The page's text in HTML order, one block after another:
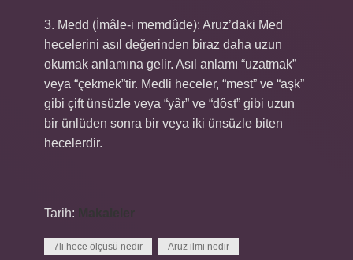
3. Medd (İmâle-i memdûde): Aruz’daki Med
hecelerini asıl değerinden biraz daha uzun
okumak anlamına gelir. Asıl anlamı “uzatmak”
veya “çekmek”tir. Medli heceler, “mest” ve “aşk”
gibi çift ünsüzle veya “yâr” ve “dôst” gibi uzun
bir ünlüden sonra bir veya iki ünsüzle biten
hecelerdir.
Tarih:
7li hece ölçüsü nedir Aruz ilmi nedir